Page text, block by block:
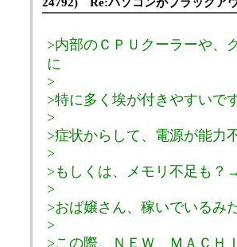
>内部のＣＰＵクーラーや、
に
>
>特に多く埃が付きやすいで
>
>症状からして、電源が能
>
>もしくは、メモリ不足も？
>
>おば嬢さん、稼いでいるみ
>
>この際、ＮＥＷ ＭＡＣＨ